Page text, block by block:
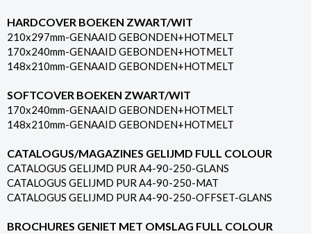
HARDCOVER BOEKEN ZWART/WIT
210x297mm-GENAAID GEBONDEN+HOTMELT
170x240mm-GENAAID GEBONDEN+HOTMELT
148x210mm-GENAAID GEBONDEN+HOTMELT
SOFTCOVER BOEKEN ZWART/WIT
170x240mm-GENAAID GEBONDEN+HOTMELT
148x210mm-GENAAID GEBONDEN+HOTMELT
CATALOGUS/MAGAZINES GELIJMD FULL COLOUR
CATALOGUS GELIJMD PUR A4-90-250-GLANS
CATALOGUS GELIJMD PUR A4-90-250-MAT
CATALOGUS GELIJMD PUR A4-90-250-OFFSET-GLANS
BROCHURES GENIET MET OMSLAG FULL COLOUR